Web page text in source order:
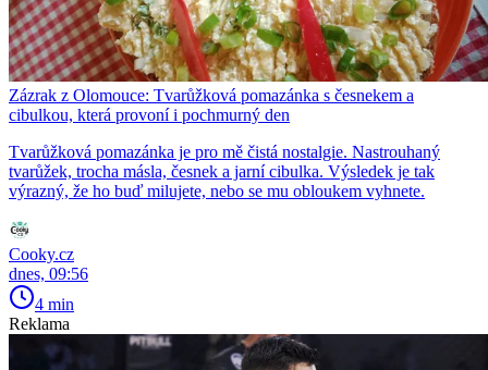
Zázrak z Olomouce: Tvarůžková pomazánka s česnekem a
cibulkou, která provoní i pochmurný den
Tvarůžková pomazánka je pro mě čistá nostalgie. Nastrouhaný
tvarůžek, trocha másla, česnek a jarní cibulka. Výsledek je tak
výrazný, že ho buď milujete, nebo se mu obloukem vyhnete.
Cooky.cz
dnes, 09:56
4 min
Reklama